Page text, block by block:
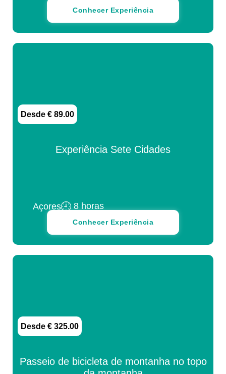
Conhecer Experiência
Desde € 89.00
Experiência Sete Cidades
Açores 8 horas
Conhecer Experiência
Desde € 325.00
Passeio de bicicleta de montanha no topo